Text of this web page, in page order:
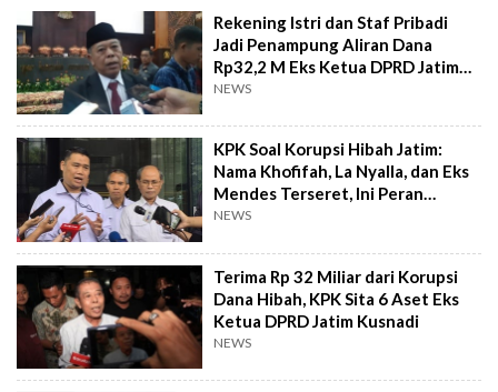
Rekening Istri dan Staf Pribadi
Jadi Penampung Aliran Dana
Rp32,2 M Eks Ketua DPRD Jatim
Kusnadi
NEWS
KPK Soal Korupsi Hibah Jatim:
Nama Khofifah, La Nyalla, dan Eks
Mendes Terseret, Ini Peran
Mereka
NEWS
Terima Rp 32 Miliar dari Korupsi
Dana Hibah, KPK Sita 6 Aset Eks
Ketua DPRD Jatim Kusnadi
NEWS